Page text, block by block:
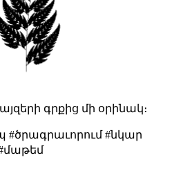
գրքից մի օրինակ։
#ծրագրաւորում #նկար